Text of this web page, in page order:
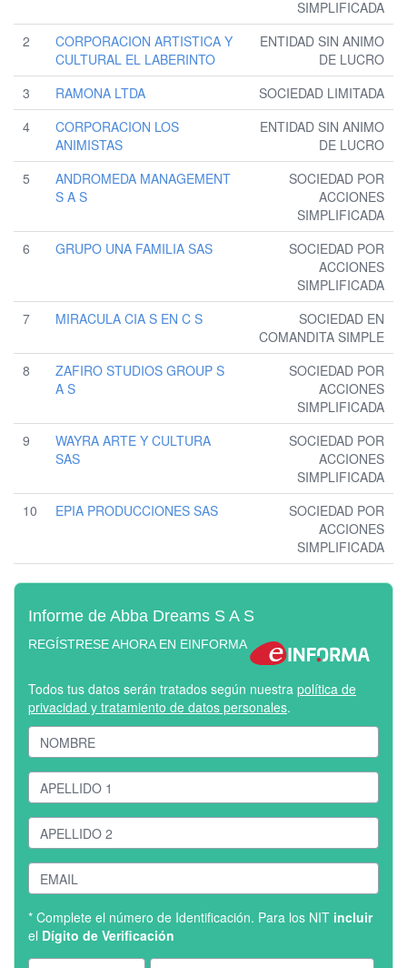
SIMPLIFICADA
2
CORPORACION ARTISTICA Y
CULTURAL EL LABERINTO
ENTIDAD SIN ANIMO
DE LUCRO
3
RAMONA LTDA
SOCIEDAD LIMITADA
4
CORPORACION LOS
ANIMISTAS
ENTIDAD SIN ANIMO
DE LUCRO
5
ANDROMEDA MANAGEMENT
S A S
SOCIEDAD POR
ACCIONES
SIMPLIFICADA
6
GRUPO UNA FAMILIA SAS
SOCIEDAD POR
ACCIONES
SIMPLIFICADA
7
MIRACULA CIA S EN C S
SOCIEDAD EN
COMANDITA SIMPLE
8
ZAFIRO STUDIOS GROUP S
A S
SOCIEDAD POR
ACCIONES
SIMPLIFICADA
9
WAYRA ARTE Y CULTURA
SAS
SOCIEDAD POR
ACCIONES
SIMPLIFICADA
10
EPIA PRODUCCIONES SAS
SOCIEDAD POR
ACCIONES
SIMPLIFICADA
Informe de Abba Dreams S A S
REGÍSTRESE AHORA EN EINFORMA
Todos tus datos serán tratados según nuestra política de
privacidad y tratamiento de datos personales.
* Complete el número de Identificación. Para los NIT incluir
el Dígito de Verificación